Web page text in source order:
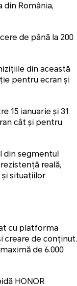
din România,
de până la 200
din această
pentru ecran și
15 ianuarie și 31
cât și pentru
din segmentul
reală,
și situațiilor
cu platforma
creare de conținut.
de 6.000
HONOR